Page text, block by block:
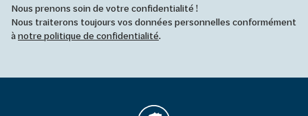
Nous prenons soin de votre confidentialité !
Nous traiterons toujours vos données personnelles conformément
ànotre politique de confidentialité.